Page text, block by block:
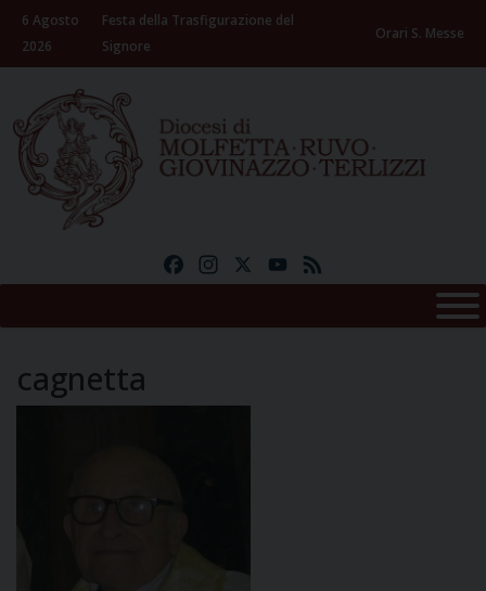
Skip
content
6 Agosto
2026
Festa della Trasfigurazione del
Signore
Orari S. Messe
FacebookInstagramYouTube
cagnetta